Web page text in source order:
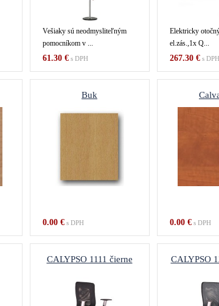
Vešiaky sú neodmysliteľným
pomocníkom v ...
61.30 €s DPH
Elektricky
el.zás.,1x Q...
267.30 €s DPH
Buk
0.00 €s DPH 0.00 €s DPH
CALYPSO 1111 čierne CALYPSO